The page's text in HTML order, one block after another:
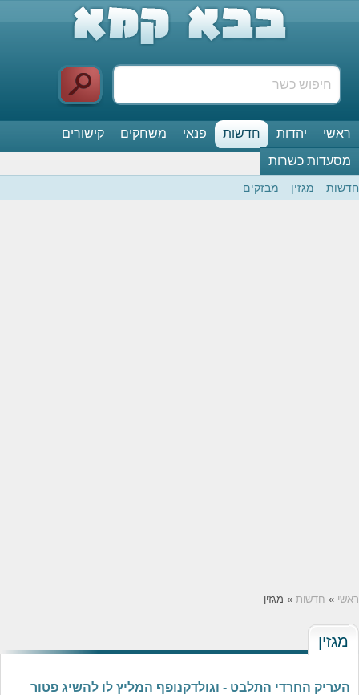
ראשי יהדות חדשות פנאי משחקים
קישורים
מסעדות כשרות
חדשות מגזין מבזקים
ראשי » חדשות » מגזין
מגזין
העריק החרדי התלבט - וגולדקנופף המליץ לו להשיג פטור